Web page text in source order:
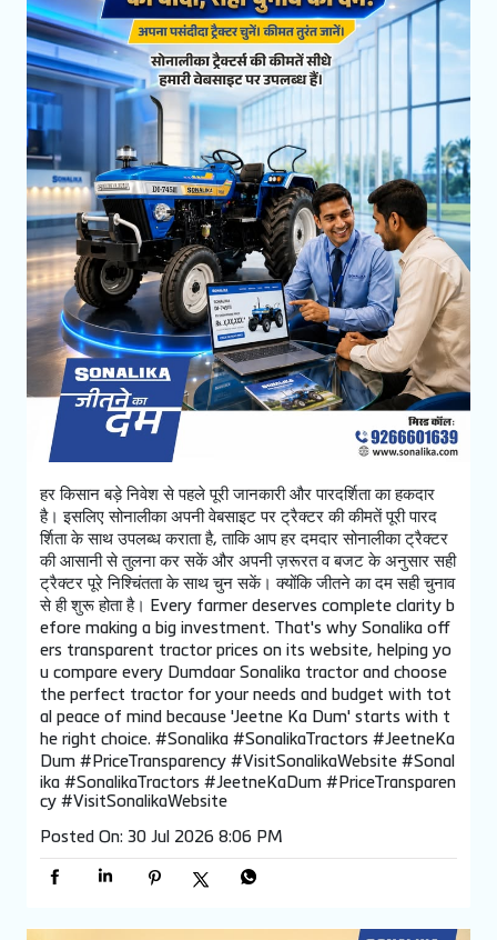
हर किसान बड़े निवेश से पहले पूरी जानकारी और पारदर्शिता का हकदार
है। इसलिए सोनालीका अपनी वेबसाइट पर ट्रैक्टर की कीमतें पूरी पारद
र्शिता के साथ उपलब्ध कराता है, ताकि आप हर दमदार सोनालीका ट्रैक्टर
की आसानी से तुलना कर सकें और अपनी ज़रूरत व बजट के अनुसार सही
ट्रैक्टर पूरे निश्चिंतता के साथ चुन सकें। क्योंकि जीतने का दम सही चुनाव
से ही शुरू होता है। Every farmer deserves complete clarity b
efore making a big investment. That's why Sonalika off
ers transparent tractor prices on its website, helping yo
u compare every Dumdaar Sonalika tractor and choose
the perfect tractor for your needs and budget with tot
al peace of mind because 'Jeetne Ka Dum' starts with t
he right choice. #Sonalika #SonalikaTractors #JeetneKa
Dum #PriceTransparency #VisitSonalikaWebsite #Sonal
ika #SonalikaTractors #JeetneKaDum #PriceTransparen
cy #VisitSonalikaWebsite
Posted On: 30 Jul 2026 8:06 PM